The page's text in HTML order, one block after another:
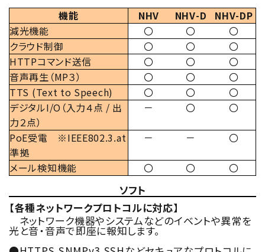
機能
NHV NHV-D
NHV-DP
減光機能
〇 〇
〇
クラウド制御
〇 〇
〇
HTTPコマンド送信
〇 〇
〇
音声再生（MP３）
〇 〇
〇
TTS (Text to Speech)
〇 〇
〇
デジタルI/O（入力４点 / 出
力２点）
－ 〇 〇
PoE受電 ※IEEE802.3.at
準拠
－ － 〇
メール検知機能 〇 〇 〇
ソフト
【各種ネットワークプロトコルに対応】
ネットワーク機器やシステムなどのイベントや異常を
光と音・音声で即座に報知します。